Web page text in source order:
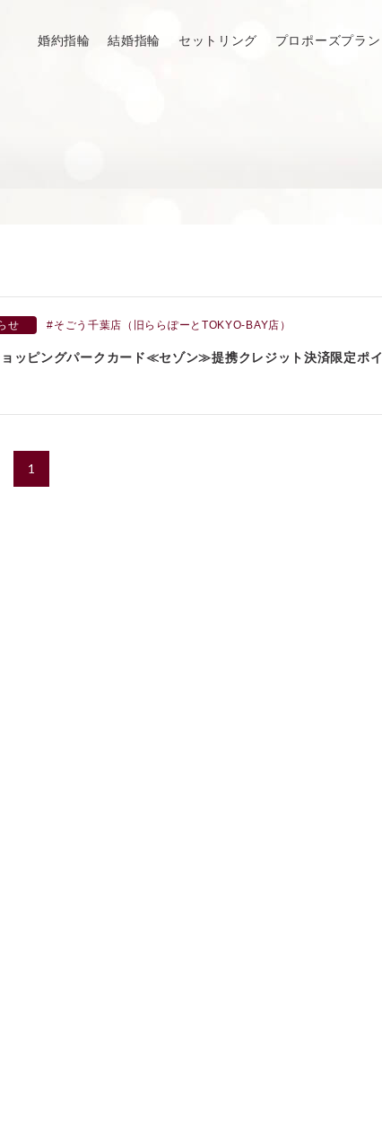
婚約指輪 結婚指輪 セットリング プロポーズプラン
せ そごう千葉店（旧ららぽーとTOKYO-BAY店）
ッピングパークカード≪セゾン≫提携クレジット決済限定ポイ
1